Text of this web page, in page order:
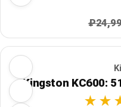
Kingston KC600: